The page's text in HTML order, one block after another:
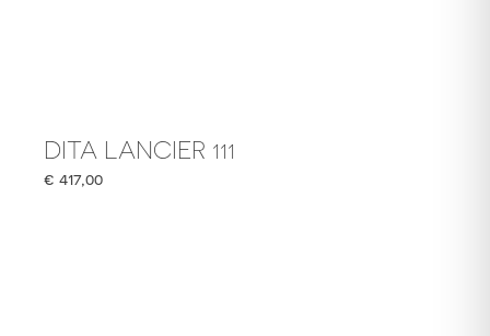
DITA LANCIER 111
€ 417,00